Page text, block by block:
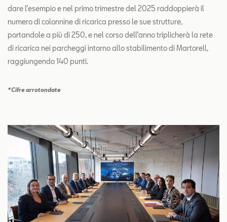
dare l’esempio e nel primo trimestre del 2025 raddoppierà il
numero di colonnine di ricarica presso le sue strutture,
portandole a più di 250, e nel corso dell’anno triplicherà la rete
di ricarica nei parcheggi intorno allo stabilimento di Martorell,
raggiungendo 140 punti.
*Cifre arrotondate